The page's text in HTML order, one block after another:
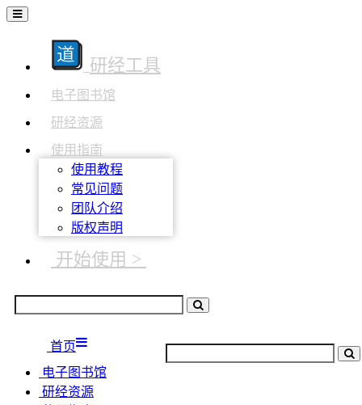
研经工具
电子图书馆
研经资源
使用指南
使用教程
常见问题
团队介绍
版权声明
开始使用 >
首页
电子图书馆
研经资源